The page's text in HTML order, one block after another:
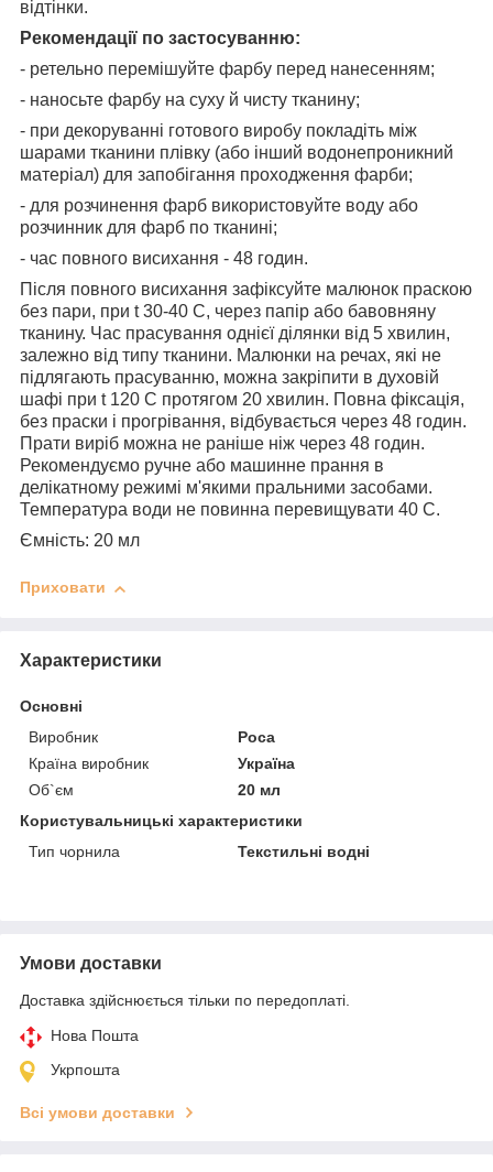
відтінки.
Рекомендації по застосуванню:
- ретельно перемішуйте фарбу перед нанесенням;
- наносьте фарбу на суху й чисту тканину;
- при декоруванні готового виробу покладіть між
шарами тканини плівку (або інший водонепроникний
матеріал) для запобігання проходження фарби;
- для розчинення фарб використовуйте воду або
розчинник для фарб по тканині;
- час повного висихання - 48 годин.
Після повного висихання зафіксуйте малюнок праскою
без пари, при t 30-40 С, через папір або бавовняну
тканину. Час прасування однієї ділянки від 5 хвилин,
залежно від типу тканини. Малюнки на речах, які не
підлягають прасуванню, можна закріпити в духовій
шафі при t 120 С протягом 20 хвилин. Повна фіксація,
без праски і прогрівання, відбувається через 48 годин.
Прати виріб можна не раніше ніж через 48 годин.
Рекомендуємо ручне або машинне прання в
делікатному режимі м'якими пральними засобами.
Температура води не повинна перевищувати 40 С.
Ємність: 20 мл
Приховати
Характеристики
Основні
Виробник
Роса
Країна виробник
Україна
Об`єм
20 мл
Користувальницькі характеристики
Тип чорнила
Текстильні водні
Умови доставки
Доставка здійснюється тільки по передоплаті.
Нова Пошта
Укрпошта
Всі умови доставки